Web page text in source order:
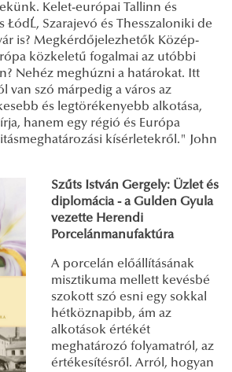
Kelet-európai Tallinn és
ŁódĽ, Szarajevó és Thesszaloniki de
is? Megkérdőjelezhetők Közép-
közkeletű fogalmai az utóbbi
Nehéz meghúzni a határokat. Itt
van szó márpedig a város az
és legtörékenyebb alkotása,
hanem egy régió és Európa
kísérletekről." John
Szűts István Gergely: Üzlet és
diplomácia - a Gulden Gyula
vezette Herendi
Porcelánmanufaktúra
A ​porcelán előállításának
misztikuma mellett kevésbé
szokott szó esni egy sokkal
hétköznapibb, ám az
alkotások értékét
meghatározó folyamatról, az
értékesítésről. Arról, hogyan